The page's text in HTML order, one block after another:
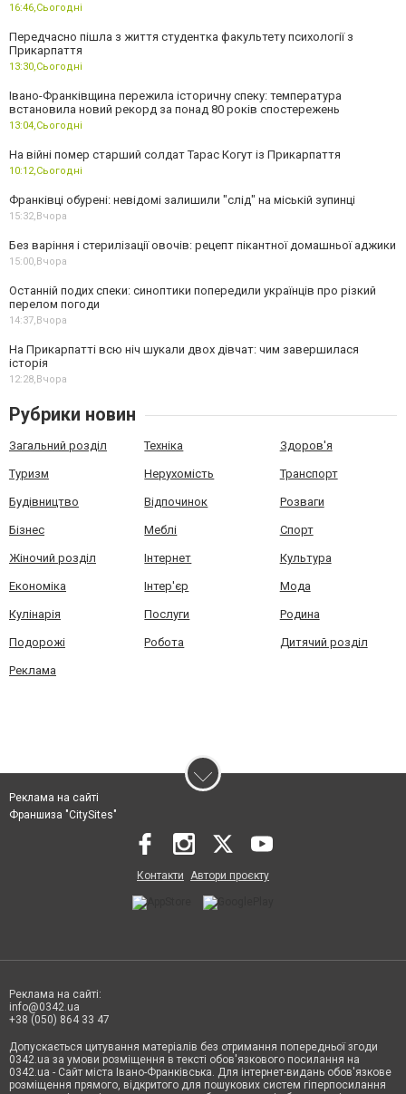
16:46,Сьогодні
Передчасно пішла з життя студентка факультету психології з
Прикарпаття
13:30,Сьогодні
Івано-Франківщина пережила історичну спеку: температура
встановила новий рекорд за понад 80 років спостережень
13:04,Сьогодні
На війні помер старший солдат Тарас Когут із Прикарпаття
10:12,Сьогодні
Франківці обурені: невідомі залишили "слід" на міській зупинці
15:32,Вчора
Без варіння і стерилізації овочів: рецепт пікантної домашньої аджики
15:00,Вчора
Останній подих спеки: синоптики попередили українців про різкий
перелом погоди
14:37,Вчора
На Прикарпатті всю ніч шукали двох дівчат: чим завершилася
історія
12:28,Вчора
Рубрики новин
Загальний розділ Техніка Здоров'я
Туризм Нерухомість Транспорт
Будівництво Відпочинок Розваги
Бізнес Меблі Спорт
Жіночий розділ Інтернет Культура
Економіка Інтер'єр Мода
Кулінарія Послуги Родина
Подорожі Робота Дитячий розділ
Реклама
Реклама на сайті
Франшиза "CitySites"
Контакти Автори проєкту
Реклама на сайті:
info@0342.ua
+38 (050) 864 33 47
Допускається цитування матеріалів без отримання попередньої згоди
0342.ua за умови розміщення в тексті обов'язкового посилання на
0342.ua - Сайт міста Івано-Франківська. Для інтернет-видань обов'язкове
розміщення прямого, відкритого для пошукових систем гіперпосилання